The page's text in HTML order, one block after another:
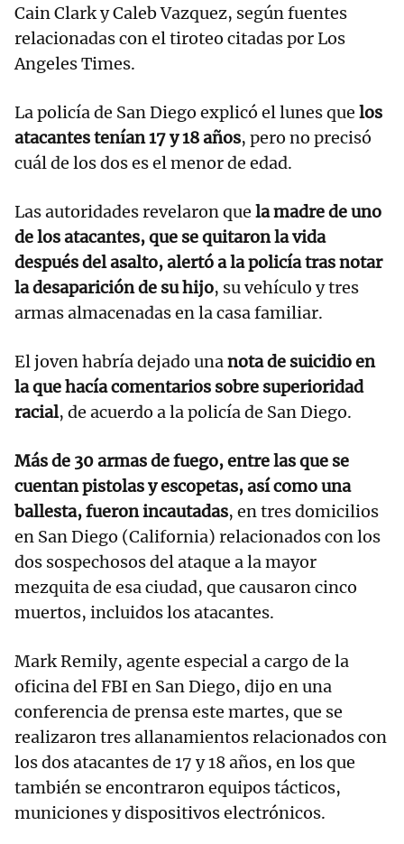
Cain Clark y Caleb Vazquez, según fuentes
relacionadas con el tiroteo citadas por Los
Angeles Times.
La policía de San Diego explicó el lunes que los
atacantes tenían 17 y 18 años, pero no precisó
cuál de los dos es el menor de edad.
Las autoridades revelaron que la madre de uno
de los atacantes, que se quitaron la vida
después del asalto, alertó a la policía tras notar
la desaparición de su hijo, su vehículo y tres
armas almacenadas en la casa familiar.
El joven habría dejado unanota de suicidio en
la que hacía comentarios sobre superioridad
racial, de acuerdo a la policía de San Diego.
Más de 30 armas de fuego, entre las que se
cuentan pistolas y escopetas, así como una
ballesta, fueron incautadas, en tres domicilios
en San Diego (California) relacionados con los
dos sospechosos del ataque a la mayor
mezquita de esa ciudad, que causaron cinco
muertos, incluidos los atacantes.
Mark Remily, agente especial a cargo de la
oficina del FBI en San Diego, dijo en una
conferencia de prensa este martes, que se
realizaron tres allanamientos relacionados con
los dos atacantes de 17 y 18 años, en los que
también se encontraron equipos tácticos,
municiones y dispositivos electrónicos.